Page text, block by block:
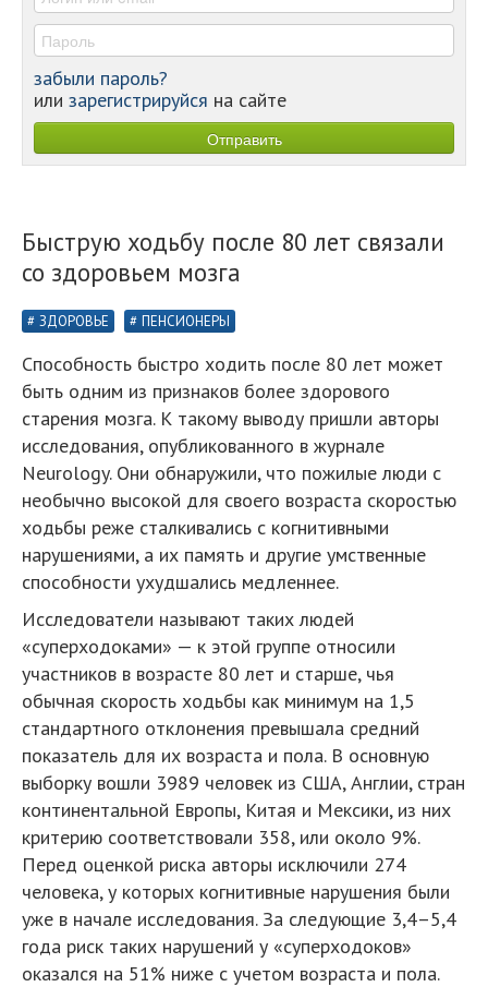
забыли пароль?
или зарегистрируйся на сайте
Быструю ходьбу после 80 лет связали
со здоровьем мозга
ЗДОРОВЬЕ ПЕНСИОНЕРЫ
Способность быстро ходить после 80 лет может
быть одним из признаков более здорового
старения мозга. К такому выводу пришли авторы
исследования, опубликованного в журнале
Neurology. Они обнаружили, что пожилые люди с
необычно высокой для своего возраста скоростью
ходьбы реже сталкивались с когнитивными
нарушениями, а их память и другие умственные
способности ухудшались медленнее.
Исследователи называют таких людей
«суперходоками» — к этой группе относили
участников в возрасте 80 лет и старше, чья
обычная скорость ходьбы как минимум на 1,5
стандартного отклонения превышала средний
показатель для их возраста и пола. В основную
выборку вошли 3989 человек из США, Англии, стран
континентальной Европы, Китая и Мексики, из них
критерию соответствовали 358, или около 9%.
Перед оценкой риска авторы исключили 274
человека, у которых когнитивные нарушения были
уже в начале исследования. За следующие 3,4–5,4
года риск таких нарушений у «суперходоков»
оказался на 51% ниже с учетом возраста и пола.